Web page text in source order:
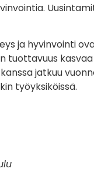
ja hyvinvointi
tuottavuus
jatkuu
työyksiköissä.